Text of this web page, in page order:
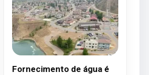
Fornecimento de água é